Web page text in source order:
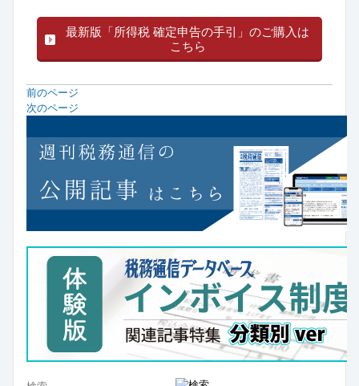
最新版「所得税 確定申告の手引」のご購入は
こちら
前のページ
次のページ